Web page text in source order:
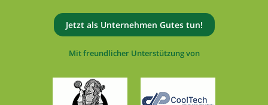
Jetzt als Unternehmen Gutes tun!
Mit freundlicher Unterstützung von